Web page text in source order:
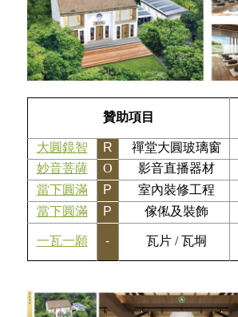
贊助項目
大圓鏡智 R 禪堂大圓玻璃窗
妙音菩薩
O 影音直播器材
當下圓滿
P 室內裝修工程
當下圓滿
P 傢俬及裝飾
一瓦一願 - 瓦片 / 瓦垌